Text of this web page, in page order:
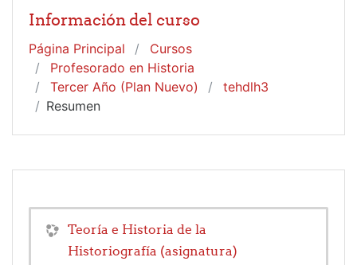
Información del curso
Página Principal
Cursos
Profesorado en Historia
Tercer Año (Plan Nuevo)
tehdlh3
Resumen
Teoría e Historia de la
Historiografía (asignatura)